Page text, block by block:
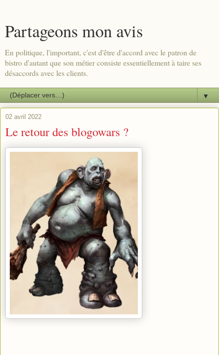
Partageons mon avis
En politique, l'important, c'est d'être d'accord avec le patron de
bistro d'autant que son métier consiste essentiellement à taire ses
désaccords avec les clients.
▼
02 avril 2022
Le retour des blogowars ?